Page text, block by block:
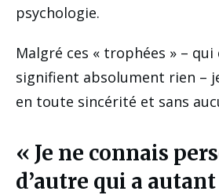
psychologie.
Malgré ces « trophées » – qui
signifient absolument rien –
en toute sincérité et sans
« Je ne connais
d’autre qui a